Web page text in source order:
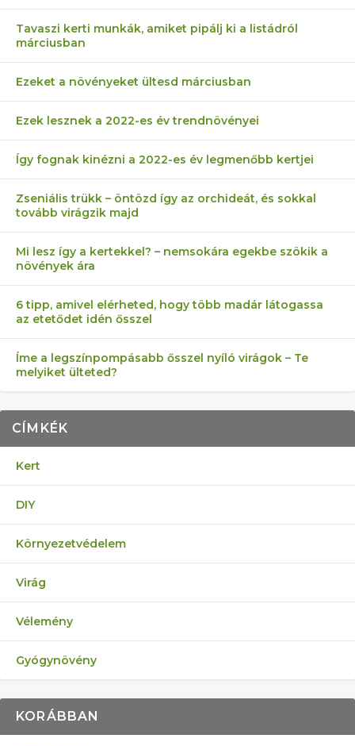
Tavaszi kerti munkák, amiket pipálj ki a listádról
márciusban
Ezeket a növényeket ültesd márciusban
Ezek lesznek a 2022-es év trendnövényei
Így fognak kinézni a 2022-es év legmenőbb kertjei
Zseniális trükk – öntözd így az orchideát, és sokkal
tovább virágzik majd
Mi lesz így a kertekkel? – nemsokára egekbe szökik a
növények ára
6 tipp, amivel elérheted, hogy több madár látogassa
az etetődet idén ősszel
Íme a legszínpompásabb ősszel nyíló virágok – Te
melyiket ülteted?
CÍMKÉK
Kert
DIY
Környezetvédelem
Virág
Vélemény
Gyógynövény
KORÁBBAN